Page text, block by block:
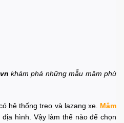
khám phá những mẫu mâm phù
hệ thống treo và lazang xe. Mâm
hình. Vậy làm thế nào để chọn